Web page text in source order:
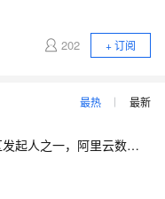
202 + 订阅
最热 最新
【大咖问答】对话PostgreSQL 中国社区发起人之一，阿里云数据库高级专家 德哥